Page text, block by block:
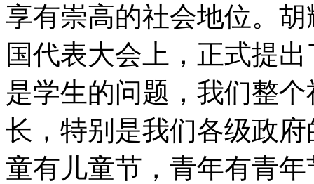
享有崇高的社会地位。
国代表大会上，正式提
是学生的问题，我们整
长，特别是我们各级政
童有儿童节，青年有青